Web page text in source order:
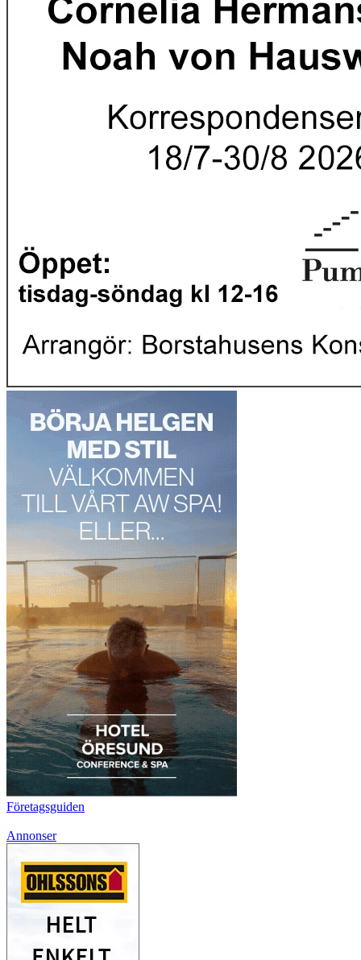
Företagsguiden
Annonser